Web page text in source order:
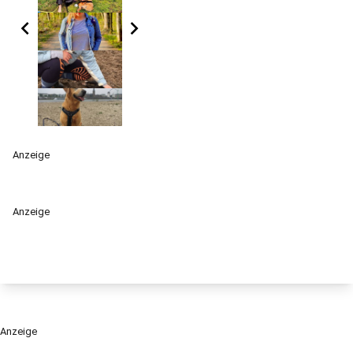
chevron_left chevron_right
Anzeige
Anzeige
Anzeige